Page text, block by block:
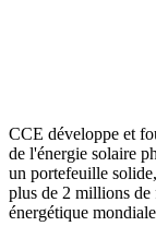
CCE développe et
de l'énergie solaire
un portefeuille
plus de 2 millions
énergétique